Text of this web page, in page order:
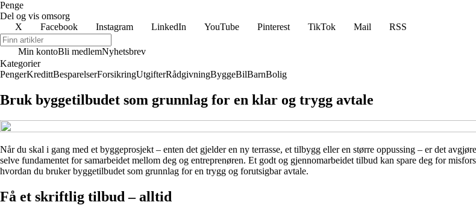
Penge
Del og vis omsorg
X
Facebook Instagram LinkedIn YouTube Pinterest TikTok Mail RSS
Min kontoBli medlemNyhetsbrev
Kategorier
PengerKredittBesparelserForsikringUtgifterRådgivningByggeBilBarnBolig
Bruk byggetilbudet som grunnlag for en klar og trygg avtale
Når du skal i gang med et byggeprosjekt – enten det gjelder en ny terrasse, et tilbygg eller en større oppussing – er det
selve fundamentet for samarbeidet mellom deg og entreprenøren. Et godt og gjennomarbeidet tilbud kan spare deg for
hvordan du bruker byggetilbudet som grunnlag for en trygg og forutsigbar avtale.
Få et skriftlig tilbud – alltid